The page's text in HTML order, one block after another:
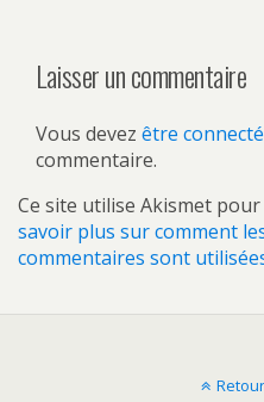
Laisser un commentaire
Vous devez être
commentaire.
Ce site utilise Akismet
savoir plus sur comment
commentaires sont